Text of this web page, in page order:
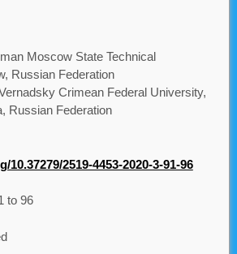
Moscow State Technical
Russian Federation
Crimean Federal University,
Russian Federation
10.37279/2519-4453-2020-3-91-96
to 96